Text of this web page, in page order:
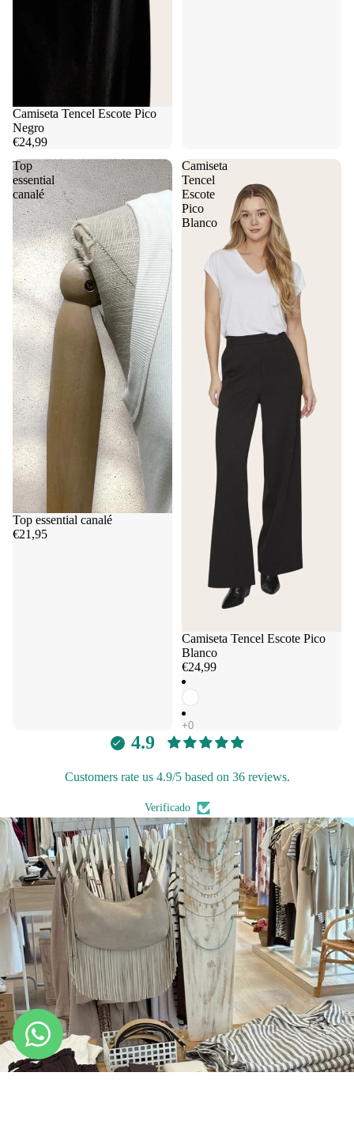
Camiseta Tencel Escote Pico
Negro
€24,99
Top
essential
canalé
Top essential canalé
€21,95
Camiseta
Tencel
Escote
Pico
Blanco
Camiseta Tencel Escote Pico
Blanco
€24,99
4.9
Customers rate us 4.9/5 based on 36 reviews.
Verificado
Política de privacidad